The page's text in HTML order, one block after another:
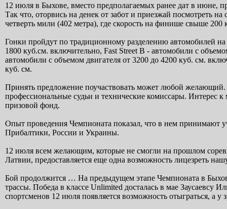
12 июля в Быхове, вместо предполагаемых ранее дат в июне,
Так что, оторвись на денек от забот и приезжай посмотреть
четверть мили (402 метра), где скорость на финише свыше 200
Гонки пройдут по традиционному разделению автомобилей на
1800 куб.см. включительно, Fast Street B - автомобили с
автомобили с объемом двигателя от 3200 до 4200 куб. см.
куб. см.
Принять предложение поучаствовать может любой желающий.
профессиональные судьи и технические комиссары. Интерес
призовой фонд.
Опыт проведения Чемпионата показал, что в нем принимают
Прибалтики, России и Украины.
12 июля всем желающим, которые не смогли на прошлом
Латвии, предоставляется еще одна возможность лицезреть
Бой продолжится … На предыдущем этапе Чемпионата в
трассы. Победа в классе Unlimited досталась в мае Заусаевсу
спортсменов 12 июля появляется возможность отыграться, а